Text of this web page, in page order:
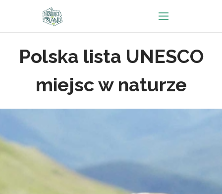
Polska lista UNESCO
miejsc w naturze